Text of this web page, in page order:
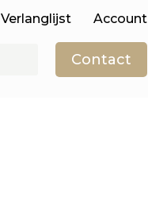
Verlanglijst Account
Contact